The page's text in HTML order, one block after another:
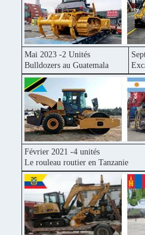
Mai 2023 -2 Unités
Bulldozers au Guatemala
Février 2021 -4 unités
Le rouleau routier en Tanzanie